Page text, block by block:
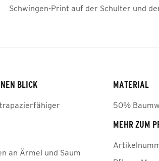
Schwingen-Print auf der Schulter und
BLICK
an Ärmel und Saum
MATERIAL
50%
MEHR ZUM